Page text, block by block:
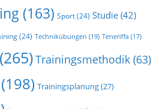
(163) Sport(24) Studie (42)
(24) Technikübungen (19) Teneriffa (17)
(265)Trainingsmethodik (63)
(198) Trainingsplanung(27)